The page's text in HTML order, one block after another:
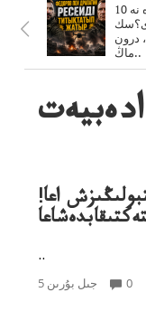
10 كۇندە نە
درون
ماڭ..
ادەبيەت
اعا!
..
5 جىل بۇرىن 0